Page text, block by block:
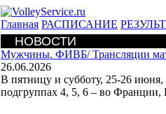
Главная РАСПИСАНИЕ
НОВОСТИ
Мужчины. ФИВБ/Трансляции
26.06.2026
В пятницу и субботу, 25-26
подгруппах 4, 5, 6 – во